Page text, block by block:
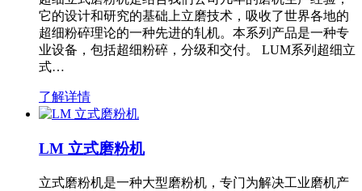
它的设计和研究的基础上立磨技术，吸收了世界各地的
超细粉碎理论的一种先进的轧机。本系列产品是一种专
业设备，包括超细粉碎，分级和交付。 LUM系列超细立
式…
了解详情
LM 立式磨粉机
立式磨粉机是一种大型磨粉机，专门为解决工业磨机产